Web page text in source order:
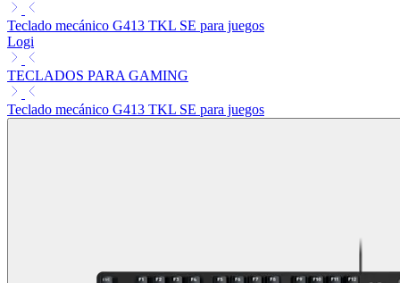
Teclado mecánico G413 TKL SE para juegos
Logi
TECLADOS PARA GAMING
Teclado mecánico G413 TKL SE para juegos